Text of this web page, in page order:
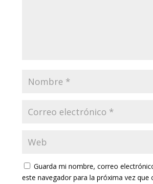
Guarda mi nombre, correo
este navegador para la próxima vez que